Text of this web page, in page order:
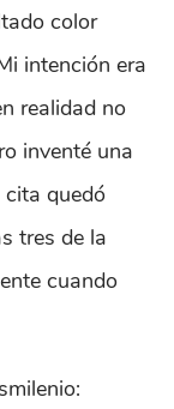
color
intención era
realidad no
inventé una
quedó
tres de la
cuando